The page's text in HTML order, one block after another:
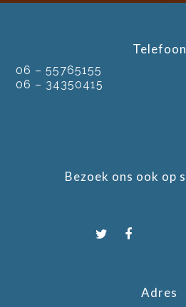
Telefoon
06 – 55765155
06 – 34350415
Bezoek ons ook op
Adres